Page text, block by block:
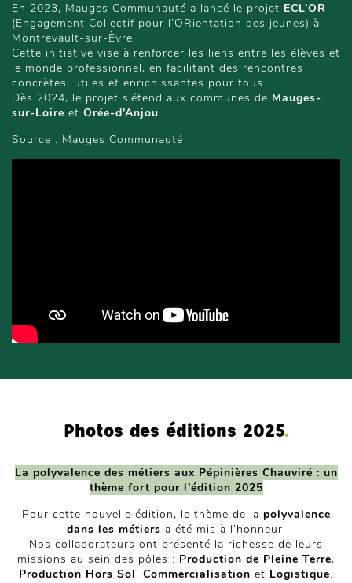
En 2023, Mauges Communauté a lancé le projet ECL’OR
(Engagement Collectif pour l’ORientation des jeunes) à
Montrevault-sur-Èvre.
Cette initiative vise à renforcer les liens entre les élèves et
le monde professionnel, en facilitant des rencontres
concrètes, utiles et enrichissantes pour tous.
Dès 2024, le projet s’étend aux communes de Mauges-
sur-Loire et Orée-d’Anjou.
Source : Mauges Communauté
Photos des éditions 2025.
La polyvalence des métiers aux Pépinières Chauviré : un
thème fort pour l’édition 2025
Pour cette nouvelle édition, le thème de la polyvalence
dans les métiers a été mis à l’honneur.
Nos collaborateurs ont présenté la richesse de leurs
missions au sein des pôles : Production de Pleine Terre,
Production Hors Sol, Commercialisation et Logistique.